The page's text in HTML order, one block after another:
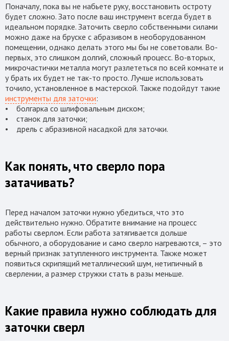
Поначалу, пока вы не набьете руку, восстановить остроту
будет сложно. Зато после ваш инструмент всегда будет в
идеальном порядке. Заточить сверло собственными силами
можно даже на бруске с абразивом в необорудованном
помещении, однако делать этого мы бы не советовали. Во-
первых, это слишком долгий, сложный процесс. Во-вторых,
микрочастички металла могут разлететься по всей комнате и
у брать их будет не так-то просто. Лучше использовать
точило, установленное в мастерской. Также подойдут такие
инструменты для заточки:
• болгарка со шлифовальным диском;
• станок для заточки;
• дрель с абразивной насадкой для заточки.
Как понять, что сверло пора
затачивать?
Перед началом заточки нужно убедиться, что это
действительно нужно. Обратите внимание на процесс
работы сверлом. Если работа затягивается дольше
обычного, а оборудование и само сверло нагреваются, – это
верный признак затупленного инструмента. Также может
появиться скрипящий металлический шум, нетипичный в
сверлении, а размер стружки стать в разы меньше.
Какие правила нужно соблюдать для
заточки сверл